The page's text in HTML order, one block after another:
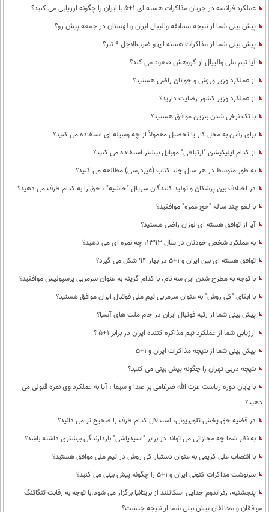
عملکرد فرانسه در جریان مذاکرات هسته ای 1+5 با ایران را چگونه ارزیابی می کنید؟
پیش بینی شما از نتیجه مسابقه والیبال ایران و لهستان در جمعه پیش رو؟
پیش بینی شما از مذاکرات هسته ای و ضرب‌الاجل 9 تیر؟
آیا تیم ملی والیبال از گروهش صعود می کند؟
از عملکرد وزیر ورزش و جوانان راضی هستید؟
از عملکرد وزیر کشور رضایت دارید؟
با تک نرخی شدن بنزین موافق هستید؟
برای رفتن به محل کار یا تحصیل معمولاً از چه وسیله ای استفاده می کنید؟
از کدام اپلیکیشن "ارتباطی" موبایل بیشتر استفاده می کنید؟
به طور متوسط در هر سال چند کتاب (غیردرسی) مطالعه می کنید؟
در اختلاف بین پزشکان و تولید کنندگان سریال "حاشیه" ، حق را به کدام طرف می دهید؟
با لغو چند ساله "حج عمره" موافقید؟
آیا از توافق هسته ای لوزان راضی هستید؟
به عملکرد شخص خودتان در سال 1393، چه نمره ای می دهید؟
توافق هسته ای بین ایران و 1+5 در بهار 94 شکل می گیرد؟
با توجه به مطرح شدن این سه نام، با کدام گزینه به عنوان سرمربی پرسپولیس موافقید؟
با ابقای "کی روش" به عنوان سرمربی تیم ملی فوتبال ایران موافق هستید؟
پیش بینی شما از رتبه فوتبال ایران در جام ملت های آسیا؟
ارزیابی شما از عملکرد تیم مذاکره کننده ایران در برابر 1+5 ؟
پیش بینی شما از نتیجه مذاکرات ایران و 1+5
نتیجه دربی تهران را چگونه پیش بینی می کنید؟
با پایان دوره ریاست عزت الله ضرغامی بر صدا و سیما ، آیا به عملکرد وی نمره قبولی می
دهید؟
در قضیه حق پخش تلویزیونی، استدلال کدام طرف را صحیح تر می دانید؟
به نظر شما چه مجازاتی می تواند در برابر "اسید‌پاشی" بازدارندگی بیشتری داشته باشد؟
با انتصاب علی کریمی به عنوان دستیار کی روش در تیم ملی موافق هستید؟
سرنوشت مذاکرات کنونی ایران و 1+5 را چگونه پیش بینی می کنید؟
پنجشنبه، رفراندوم جدایی اسکاتلند از بریتانیا برگزار می شود.با توجه به رقابت تنگاتنگ
موافقان و مخالفان پیش بینی شما از نتیجه چیست؟